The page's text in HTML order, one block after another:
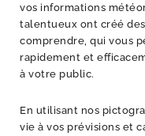
vos informations
talentueux ont créé
comprendre, qui vous
rapidement et
à votre public.
En utilisant nos
vie à vos prévisions et